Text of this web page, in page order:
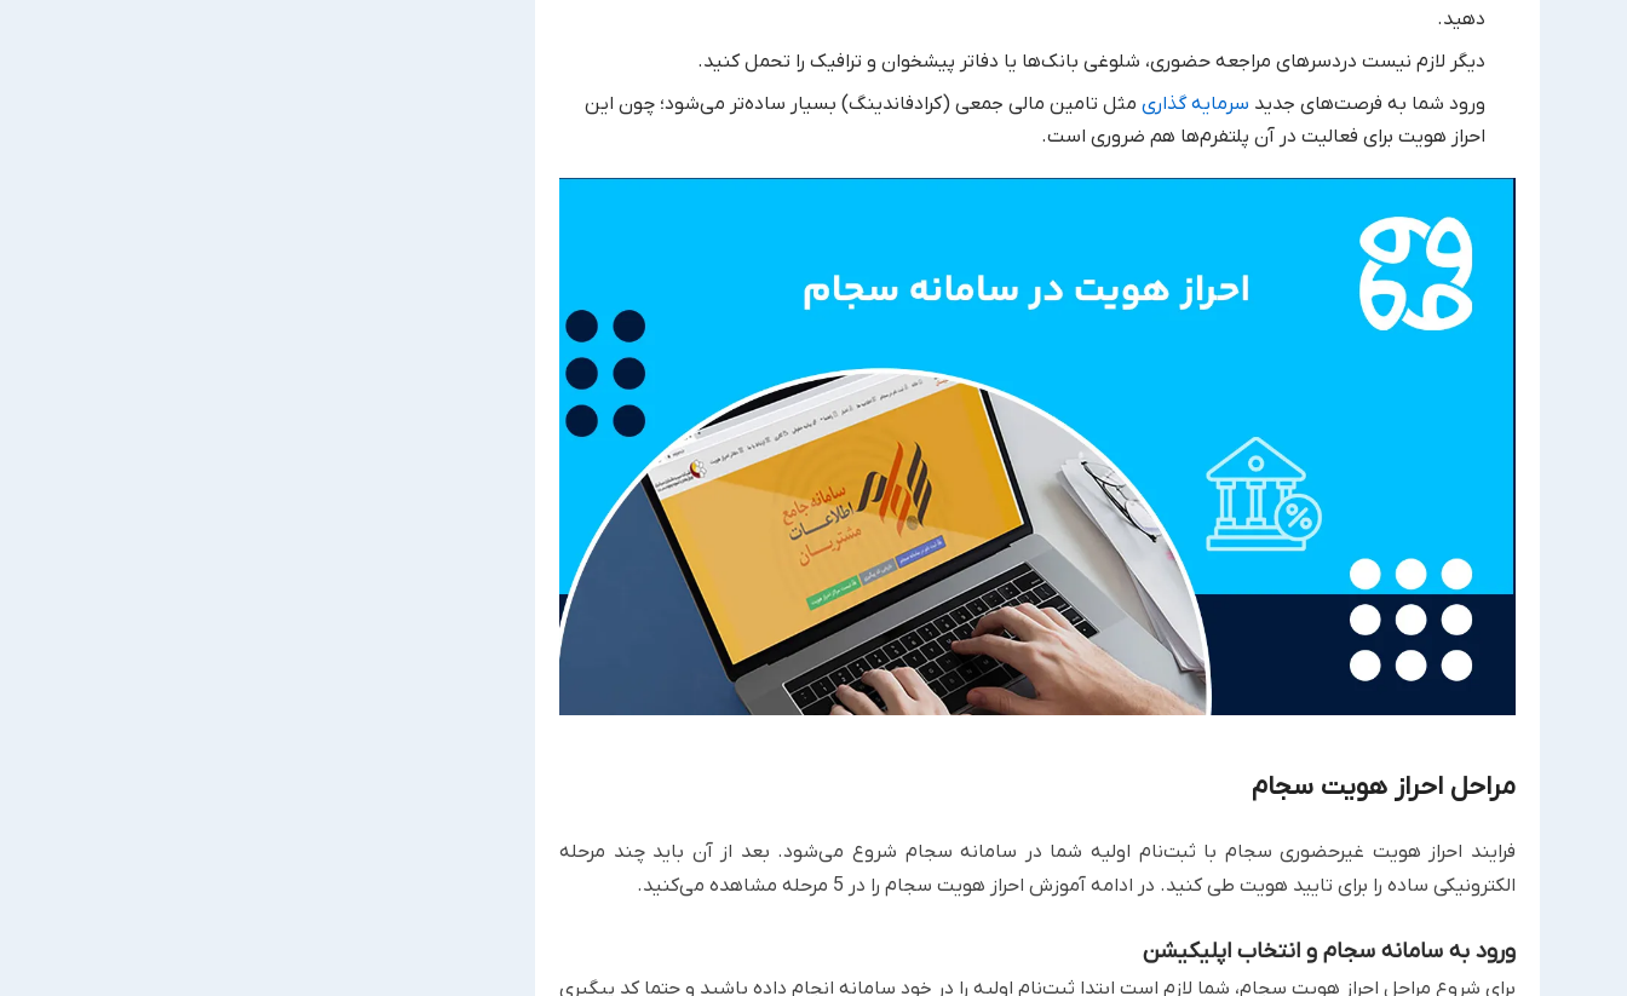
دهید.
دیگر لازم نیست دردسرهای مراجعه حضوری، شلوغی بانک‌ها یا دفاتر پیشخوان و ترافیک را تحمل کنید.
ورود شما به فرصت‌های جدید سرمایه گذاری مثل تامین مالی جمعی (کرادفاندینگ) بسیار ساده‌تر می‌شود؛ چون این
احراز هویت برای فعالیت در آن پلتفرم‌ها هم ضروری است.
مراحل احراز هویت سجام
فرایند احراز هویت غیرحضوری سجام با ثبت‌نام اولیه شما در سامانه سجام شروع می‌شود. بعد از آن باید چند مرحله
الکترونیکی ساده را برای تایید هویت طی کنید. در ادامه آموزش احراز هویت سجام را در 5 مرحله مشاهده می‌کنید.
ورود به سامانه سجام و انتخاب اپلیکیشن
برای شروع مراحل احراز هویت سجام، شما لازم است ابتدا ثبت‌نام اولیه را در خود سامانه انجام داده باشید و حتما کد پیگیری